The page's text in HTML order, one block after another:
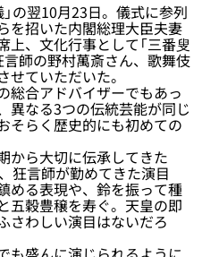
の翌10月23日。儀式に参列
を招いた内閣総理大臣夫妻
、文化行事として「三番叟
言師の野村萬斎さん、歌舞伎
ていただいた。
総合アドバイザーでもあっ
異なる3つの伝統芸能が同じ
そらく歴史的にも初めての
から大切に伝承してきた
狂言師が勤めてきた演目
める表現や、鈴を振って種
五穀豊穣を寿ぐ。天皇の即
さわしい演目はないだろ